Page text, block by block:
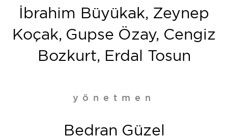
İbrahim Büyükak, Zeynep
Koçak, Gupse Özay, Cengiz
Bozkurt, Erdal Tosun
yönetmen
Bedran Güzel